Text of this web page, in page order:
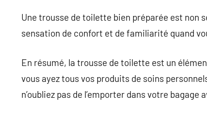
Une trousse de toilette bien préparée est non
sensation de confort et de familiarité quand
En résumé, la trousse de toilette est un
vous ayez tous vos produits de soins
n’oubliez pas de l’emporter dans votre